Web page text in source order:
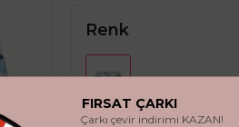
Renk
FIRSAT ÇARKI
Çarkı çevir indirimi KAZAN!